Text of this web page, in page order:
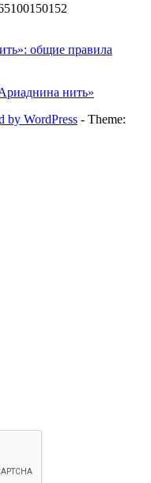
общие правила
нить»
by WordPress - Theme: